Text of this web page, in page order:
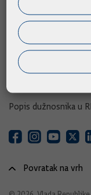
Adresar
Središnji katalog
Adresar tijela javne
Popis dužnosnika u
Povratak na vrh